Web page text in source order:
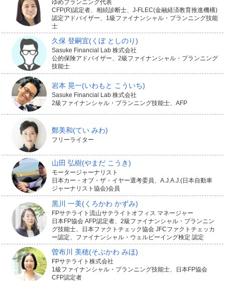
ゆめプランニング代表
CFP(R)認定者、相続診断士、J-FLEC(金融経済教育推進機構)
認定アドバイザー、1級ファイナンシャル・プランニング技能
士
久保 登嗣宜(くぼ としのり)
Sasuke Financial Lab 株式会社
公的保険アドバイザー、2級ファイナンシャル・プランニング
技能士
岩本 晃一(いわもと こういち)
Sasuke Financial Lab 株式会社
2級ファイナンシャル・プランニング技能士、AFP
鄭美和(てい みわ)
フリーライター
山田 弘樹(やまだ こうき)
モータージャーナリスト
日本カー・オブ・ザ・イヤー選考委員、A.J.A.J.(日本自動車
ジャーナリスト協会)会員
黒川 一美(くろかわ かずみ)
FPサテライト流山サテライトオフィス マネージャー
日本FP協会 AFP認定者、2級ファイナンシャル・プランニン
グ技能士、日本ファクトチェック協会 JFCファクトチェッカ
ー認定、ファイナンシャル・ウェルビーイング検定 認定
曽布川 美穂(そぶかわ みほ)
FPサテライト株式会社
1級ファイナンシャル・プランニング技能士、日本FP協会
CFP認定者